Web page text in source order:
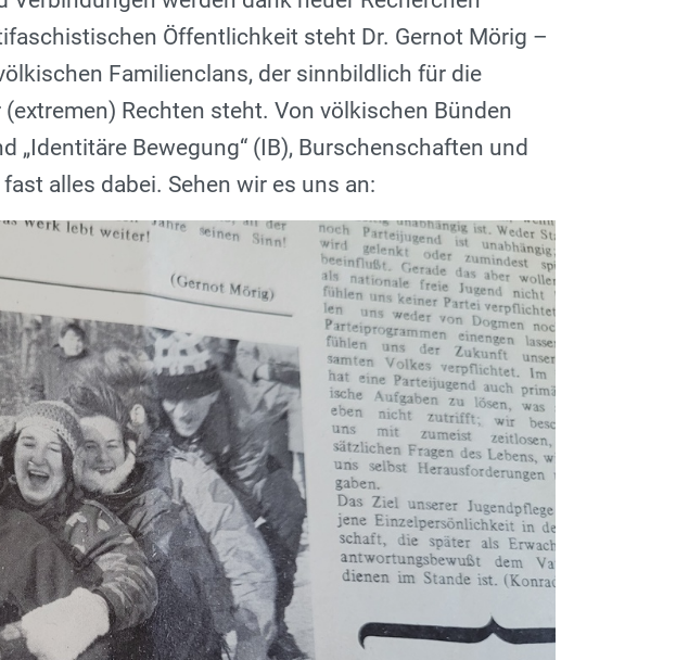
Öffentlichkeit steht Dr. Gernot Mörig –
Familienclans, der sinnbildlich für die
Rechten steht. Von völkischen Bünden
„Identitäre Bewegung“ (IB), Burschenschaften und
alles dabei. Sehen wir es uns an: